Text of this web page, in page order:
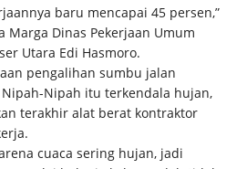
baru mencapai 45 persen,”
Marga Dinas Pekerjaan Umum
Utara Edi Hasmoro.
pengalihan sumbu jalan
Nipah itu terkendala hujan,
terakhir alat berat kontraktor
cuaca sering hujan, jadi